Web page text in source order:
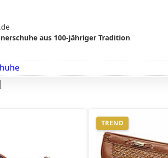
aus 100-jähriger Tradition
TREND